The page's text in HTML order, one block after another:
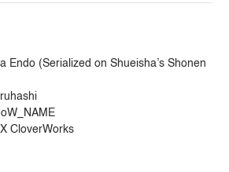
Endo (Serialized on Shueisha’s Shonen
CloverWorks